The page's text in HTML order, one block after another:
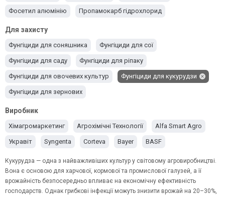
Фосетил алюмінію Пропамокарб гідрохлорид
Протіоконазол
Тіофанат-метил Манкоцеб Каптан Тебуконазол
Дифеноконазол Азоксистробін Пропіконазол
Для захисту
Фунгіциди для соняшника Фунгіциди для сої
Фунгіциди для саду Фунгіциди для ріпаку
Фунгіциди для овочевих культур Фунгіциди для кукурудзи
Фунгіциди для зернових
Виробник
Хімагромаркетинг Агрохімічні Технології Alfa Smart Agro
Укравіт Syngenta Corteva Bayer BASF
Кукурудза — одна з найважливіших культур у світовому агровиробництві.
Вона є основою для харчової, кормової та промислової галузей, а її
врожайність безпосередньо впливає на економічну ефективність
господарств. Однак грибкові інфекції можуть знизити врожай на 20–30%,